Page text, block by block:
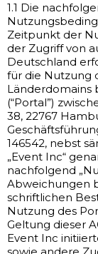
1.1 Die
Zeitpunkt der
der Zugriff von
Deutschland
für die Nutzung
(“Portal”)
38, 22767
146542, nebst
„Event Inc“
nachfolgend
Abweichungen
schriftlichen
Nutzung des
Geltung dieser
Event Inc